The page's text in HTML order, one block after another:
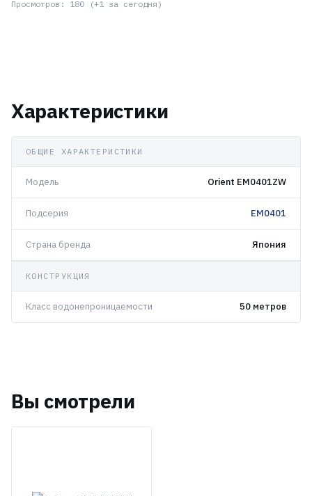
Просмотров: 180 (+1 за сегодня)
Характеристики
ОБЩИЕ ХАРАКТЕРИСТИКИ
Модель Orient EM0401ZW
Подсерия EM0401
Страна бренда Япония
КОНСТРУКЦИЯ
Класс водонепроницаемости 50 метров
Вы смотрели